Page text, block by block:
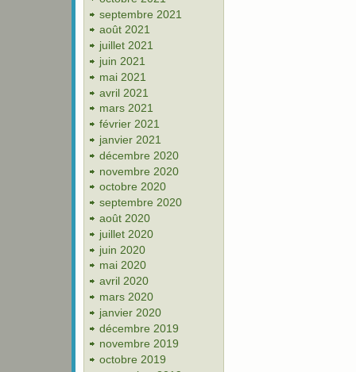
septembre 2021
août 2021
juillet 2021
juin 2021
mai 2021
avril 2021
mars 2021
février 2021
janvier 2021
décembre 2020
novembre 2020
octobre 2020
septembre 2020
août 2020
juillet 2020
juin 2020
mai 2020
avril 2020
mars 2020
janvier 2020
décembre 2019
novembre 2019
octobre 2019